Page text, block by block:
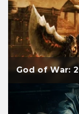
God of War: